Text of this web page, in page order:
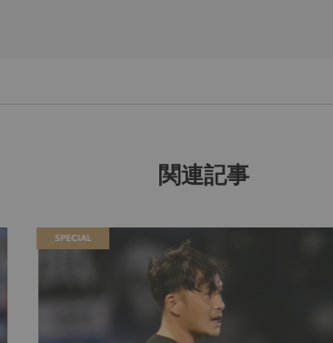
関連記事
SPECIAL